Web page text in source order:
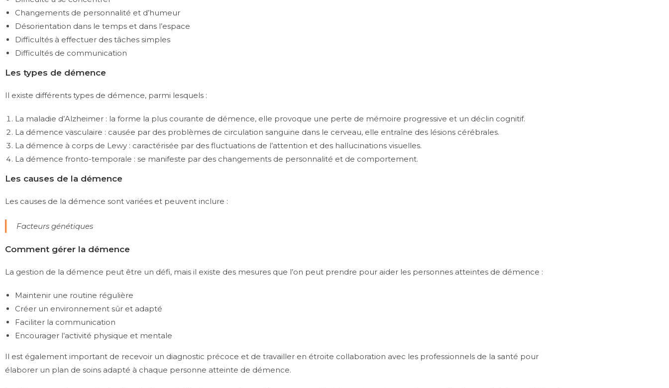
Changements de personnalité et d’humeur
Désorientation dans le temps et dans l’espace
Difficultés à effectuer des tâches simples
Difficultés de communication
Les types de démence
Il existe différents types de démence, parmi lesquels :
La maladie d’Alzheimer : la forme la plus courante de démence, elle provoque une perte de mémoire progressive et un déclin cognitif.
La démence vasculaire : causée par des problèmes de circulation sanguine dans le cerveau, elle entraîne des lésions cérébrales.
La démence à corps de Lewy : caractérisée par des fluctuations de l’attention et des hallucinations visuelles.
La démence fronto-temporale : se manifeste par des changements de personnalité et de comportement.
Les causes de la démence
Les causes de la démence sont variées et peuvent inclure :
Facteurs génétiques
Comment gérer la démence
La gestion de la démence peut être un défi, mais il existe des mesures que l’on peut prendre pour aider les personnes atteintes de démence :
Maintenir une routine régulière
Créer un environnement sûr et adapté
Faciliter la communication
Encourager l’activité physique et mentale
Il est également important de recevoir un diagnostic précoce et de travailler en étroite collaboration avec les professionnels de la santé pour
élaborer un plan de soins adapté à chaque personne atteinte de démence.